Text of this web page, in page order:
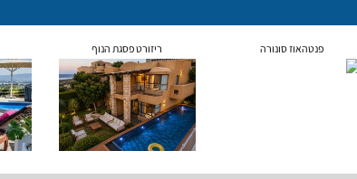
פנטהאוז סונורה ריזורט פסגת הנוף